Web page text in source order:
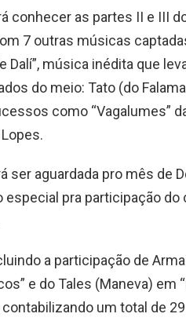
conhecer as partes II e III
7 outras músicas
Dalí”, música inédita que
do meio: Tato (do
como “Vagalumes”
ser aguardada pro mês de
pra participação do
a participação de
e do Tales (Maneva) em
um total de